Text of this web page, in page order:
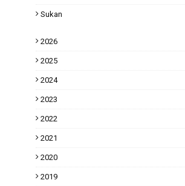
Sukan
2026
2025
2024
2023
2022
2021
2020
2019